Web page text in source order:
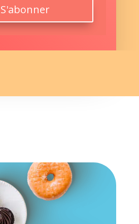
S'abonner